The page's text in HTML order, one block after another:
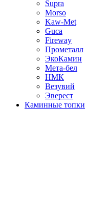
Supra
Morso
Kaw-Met
Guca
Fireway
Прометалл
ЭкоКамин
Мета-бел
НМК
Везувий
Эверест
Каминные топки